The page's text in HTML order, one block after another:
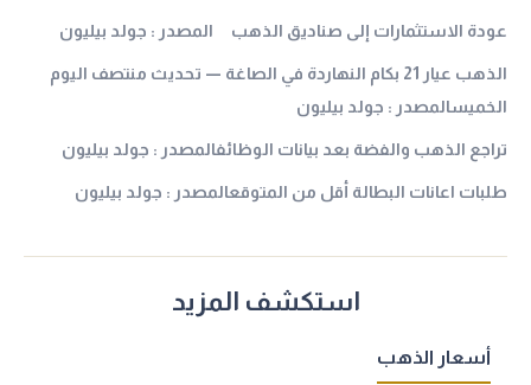
عودة الاستثمارات إلى صناديق الذهب المصدر : جولد بيليون
الذهب عيار 21 بكام النهاردة في الصاغة — تحديث منتصف اليوم
الخميسالمصدر : جولد بيليون
تراجع الذهب والفضة بعد بيانات الوظائفالمصدر : جولد بيليون
طلبات اعانات البطالة أقل من المتوقعالمصدر : جولد بيليون
استكشف المزيد
أسعار الذهب